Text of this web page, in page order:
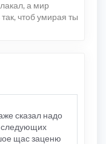
а мир
чтоб умирая ты
сказал надо
следующих
щас заценю